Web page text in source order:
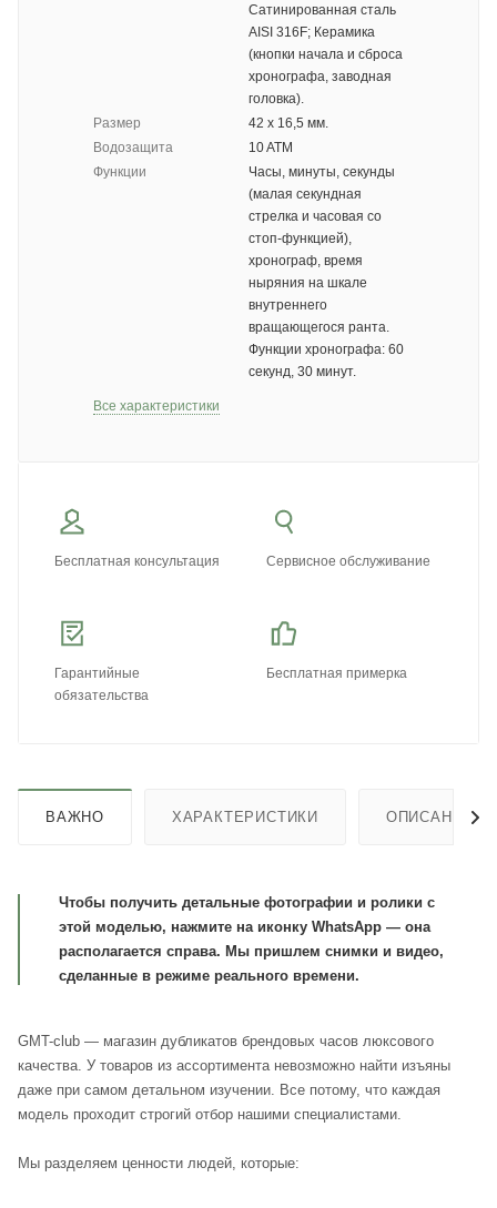
Сатинированная сталь
AISI 316F; Керамика
(кнопки начала и сброса
хронографа, заводная
головка).
Размер
42 х 16,5 мм.
Водозащита
10 ATM
Функции
Часы, минуты, секунды
(малая секундная
стрелка и часовая со
стоп-функцией),
хронограф, время
ныряния на шкале
внутреннего
вращающегося ранта.
Функции хронографа: 60
секунд, 30 минут.
Все характеристики
Бесплатная консультация Сервисное обслуживание
Гарантийные
обязательства
Бесплатная примерка
ВАЖНО ХАРАКТЕРИСТИКИ ОПИСАНИЕ
Чтобы получить детальные фотографии и ролики с
этой моделью, нажмите на иконку WhatsApp — она
располагается справа. Мы пришлем снимки и видео,
сделанные в режиме реального времени.
GMT-club — магазин дубликатов брендовых часов люксового
качества. У товаров из ассортимента невозможно найти изъяны
даже при самом детальном изучении. Все потому, что каждая
модель проходит строгий отбор нашими специалистами.
Мы разделяем ценности людей, которые: